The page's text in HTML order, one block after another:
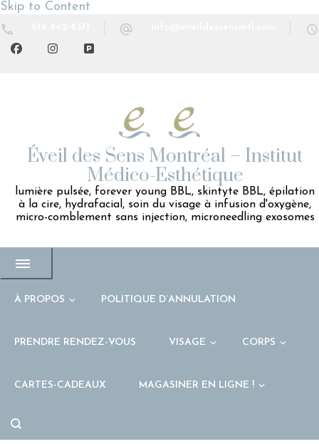
Skip to Content
Éveil des Sens Montréal – Institut
Médico-Esthétique
lumière pulsée, forever young BBL, skintyte BBL, épilation
à la cire, hydrafacial, soin du visage à infusion d'oxygène,
micro-comblement sans injection, microneedling exosomes
À PROPOS POLITIQUE D’ANNULATION
PRENDRE RENDEZ-VOUS VISAGE CORPS
CARTES-CADEAUX MAGASINER EN LIGNE !